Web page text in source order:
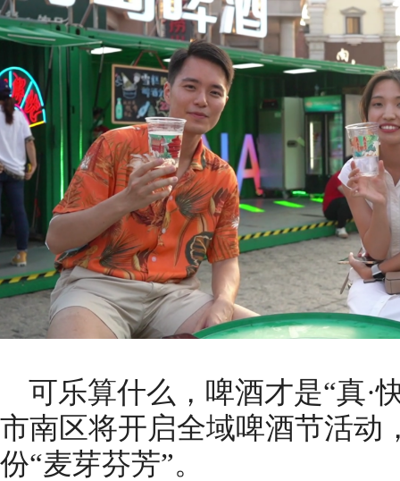
可乐算什么，啤酒才是“真·
市南区将开启全域啤酒节活动
份“麦芽芬芳”。